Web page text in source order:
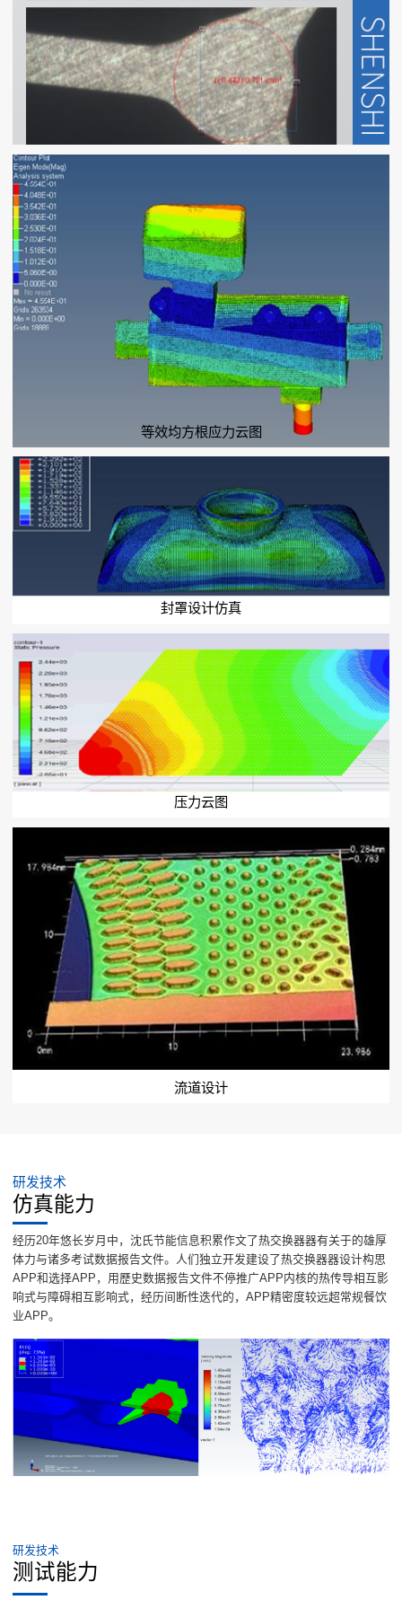
等效均方根应力云图
封罩设计仿真
压力云图
流道设计
研发技术
仿真能力
经历20年悠长岁月中，沈氏节能信息积累作文了热交换器器有关于的雄厚
体力与诸多考试数据报告文件。人们独立开发建设了热交换器器设计构思
APP和选择APP，用歷史数据报告文件不停推广APP内核的热传导相互影
响式与障碍相互影响式，经历间断性迭代的，APP精密度较远超常规餐饮
业APP。
研发技术
测试能力